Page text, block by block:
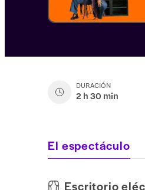
DURACIÓN
2 h 30 min
El espectáculo
Escritorio